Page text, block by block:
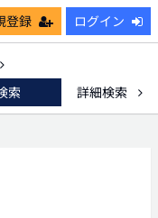
登録 ログイン
索
詳細検索